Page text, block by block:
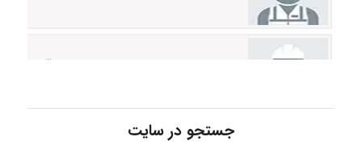
جستجو در سایت